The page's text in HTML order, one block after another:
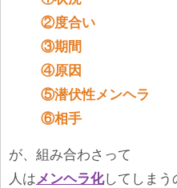
②度合い
③期間
④原因
⑤潜伏性メンヘラ
⑥相手
が、組み合わさって
人はメンヘラ化してしまう